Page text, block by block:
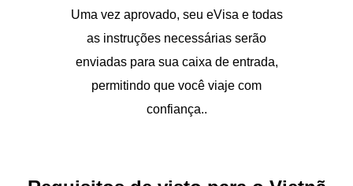
Uma vez aprovado, seu eVisa e todas
as instruções necessárias serão
enviadas para sua caixa de entrada,
permitindo que você viaje com
confiança..